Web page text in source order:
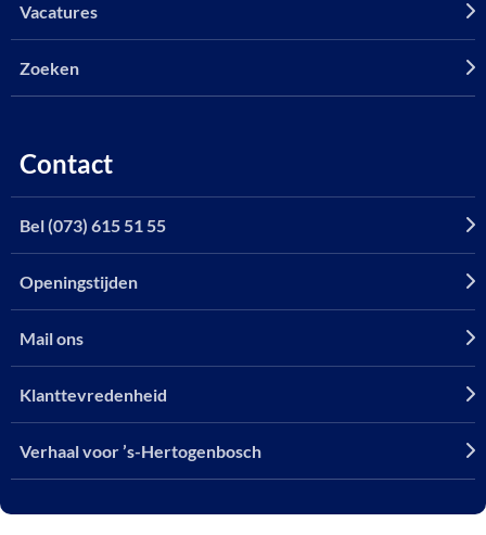
Vacatures
Zoeken
Contact
Bel (073) 615 51 55
Openingstijden
Mail ons
Klanttevredenheid
Verhaal voor ’s-Hertogenbosch